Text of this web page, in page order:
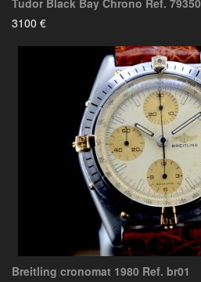
Tudor Black Bay Chrono Ref. 79350
3100 €
Breitling cronomat 1980 Ref. br01